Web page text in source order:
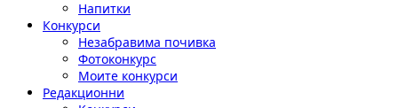
Напитки
Конкурси
Незабравима почивка
Фотоконкурс
Моите конкурси
Редакционни